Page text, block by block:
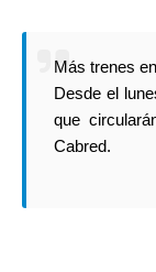
Más trenes
Desde el
que
Cabred.